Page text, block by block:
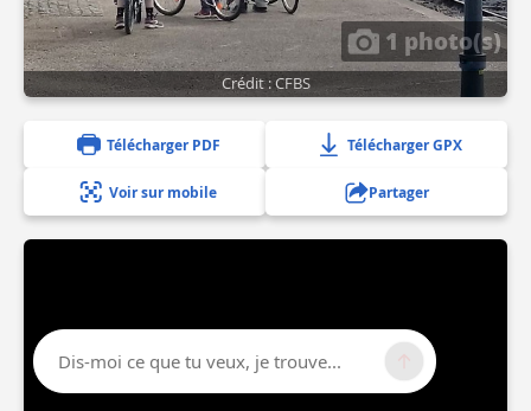
1 photo(s)
Crédit : CFBS
Télécharger PDF Télécharger GPX
Voir sur mobile Partager
Dis-moi ce que tu veux, je trouve...